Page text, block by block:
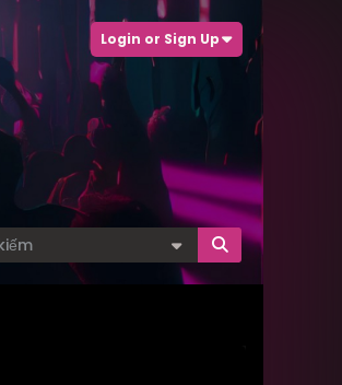
Login or Sign Up